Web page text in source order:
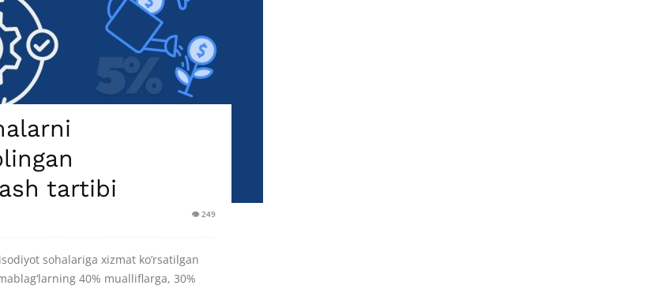
tartibi
👁 249
sohalariga xizmat ko’rsatilgan
40% mualliflarga, 30%